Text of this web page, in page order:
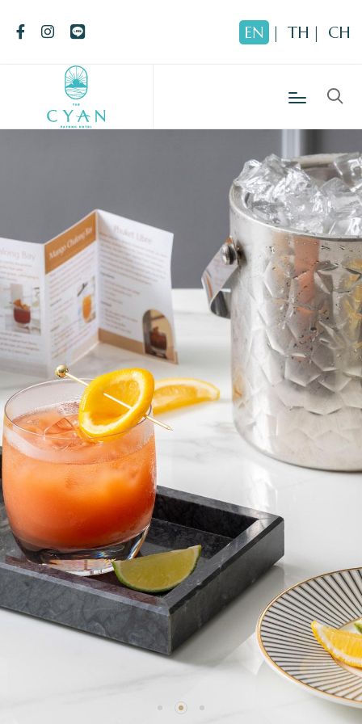
EN | TH | CH